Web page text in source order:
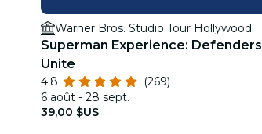
Warner Bros. Studio Tour Hollywood
Superman Experience: Defenders
Unite
4.8
(269)
6 août - 28 sept.
39,00 $US